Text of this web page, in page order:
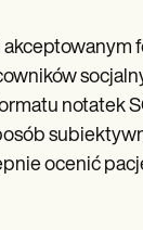
notatek
ocenić